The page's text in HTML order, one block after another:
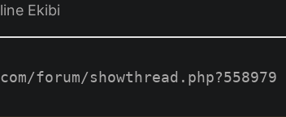
Ekibi
forum/showthread.php?558979